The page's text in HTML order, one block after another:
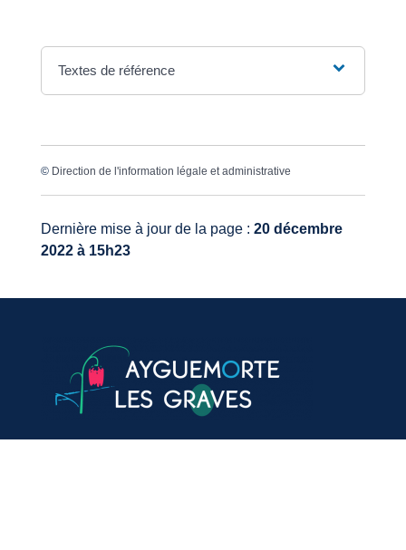
Textes de référence
© Direction de l'information légale et administrative
Dernière mise à jour de la page : 20 décembre
2022 à 15h23